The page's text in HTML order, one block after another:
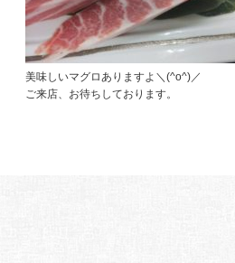
美味しいマグロありますよ＼(^o^)／
ご来店、お待ちしております。